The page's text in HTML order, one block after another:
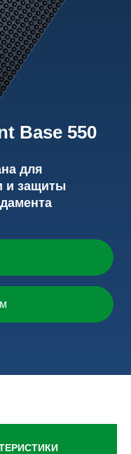
Base 550
для
и защиты